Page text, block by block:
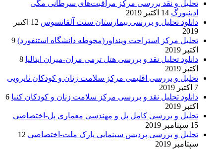
تحلیل و نقد بررسی مرکز مراقبت‌های سرطانی مگی
ادینبورگ 14 اکتبر 2019
دانلود تحلیل و بررسی بیمارستان سنت آلفانسوس
12 اکتبر
2019
تحلیل مرکز استراحت وینداور(محوطه دانشگاه استنفورد) 9
اکتبر 2019
دانلود تحلیل نقد و بررسی هتل ترمی مران-میران ایتالیا 8
اکتبر 2019
تحلیل و بررسی اقلیمی مرکز سلامت زنان و کودکان نایروبی
7 اکتبر 2019
دانلود تحلیل نقد و بررسی مرکز سلامت زنان و کودکان کنیا 6
اکتبر 2019
تحلیل و بررسی کامل پل و مهندسی معماری پل-اختصاصی
15 سپتامبر 2019
تحلیل و بررسی پردیس سینمایی پارک ملت-اختصاصی 12
سپتامبر 2019